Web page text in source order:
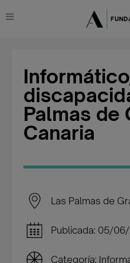
Palmas de
Canaria
Las Palmas de
Publicada: 05/
Categoría: